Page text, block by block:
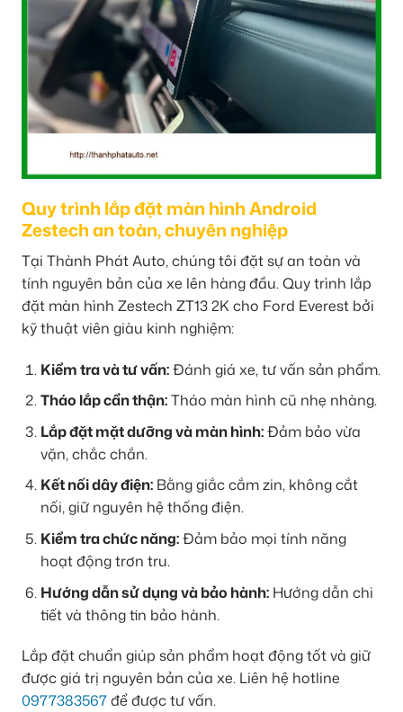
Quy trình lắp đặt màn hình Android
Zestech an toàn, chuyên nghiệp
Tại Thành Phát Auto, chúng tôi đặt sự an toàn và
tính nguyên bản của xe lên hàng đầu. Quy trình lắp
đặt màn hình Zestech ZT13 2K cho Ford Everest bởi
kỹ thuật viên giàu kinh nghiệm:
Kiểm tra và tư vấn:Đánh giá xe, tư vấn sản phẩm.
Tháo lắp cẩn thận:Tháo màn hình cũ nhẹ nhàng.
Lắp đặt mặt dưỡng và màn hình:Đảm bảo vừa
vặn, chắc chắn.
Kết nối dây điện:Bằng giắc cắm zin, không cắt
nối, giữ nguyên hệ thống điện.
Kiểm tra chức năng:Đảm bảo mọi tính năng
hoạt động trơn tru.
Hướng dẫn sử dụng và bảo hành:Hướng dẫn chi
tiết và thông tin bảo hành.
Lắp đặt chuẩn giúp sản phẩm hoạt động tốt và giữ
được giá trị nguyên bản của xe. Liên hệ hotline
0977383567để được tư vấn.